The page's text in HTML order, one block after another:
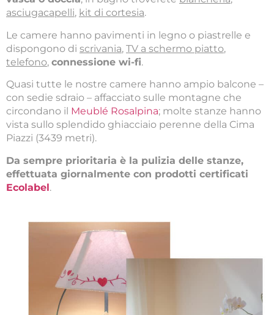
asciugacapelli, kit di cortesia.
Le camere hanno pavimenti in legno o piastrelle e
dispongono di scrivania, TV a schermo piatto,
telefono, connessione wi-fi.
Quasi tutte le nostre camere hanno ampio balcone –
con sedie sdraio – affacciato sulle montagne che
circondano il Meublé Rosalpina; molte stanze hanno
vista sullo splendido ghiacciaio perenne della Cima
Piazzi (3439 metri).
Da sempre prioritaria è la pulizia delle stanze,
effettuata giornalmente con prodotti certificati
Ecolabel.